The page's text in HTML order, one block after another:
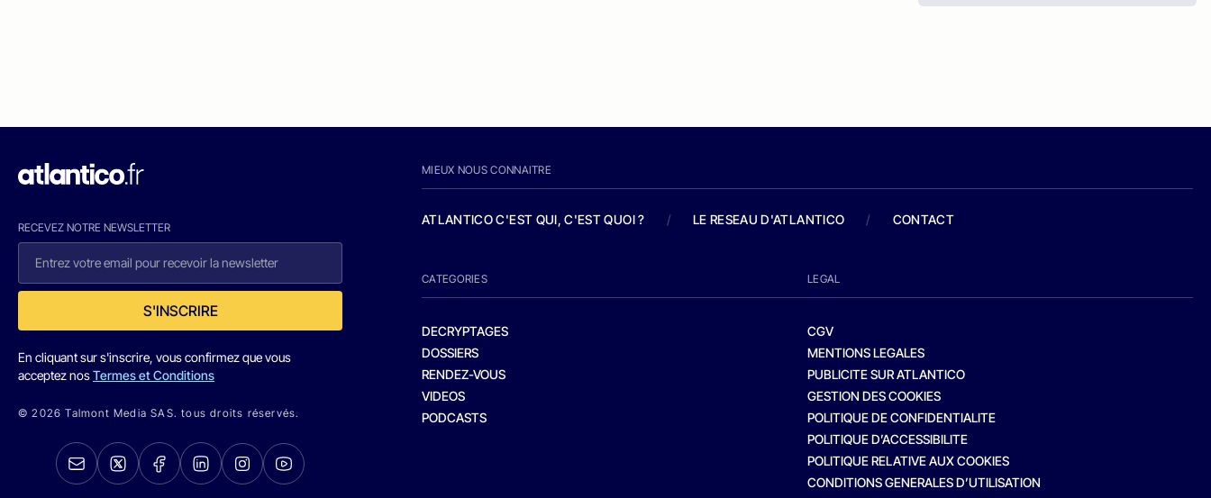
RECEVEZ NOTRE NEWSLETTER
S'INSCRIRE
En cliquant sur s'inscrire, vous confirmez que vous
acceptez nosTermes et Conditions
© 2026 Talmont Media SAS. tous droits réservés.
MIEUX NOUS CONNAITRE
ATLANTICO C'EST QUI, C'EST QUOI ? / LE RESEAU D'ATLANTICO / CONTACT
CATEGORIES
DECRYPTAGES
DOSSIERS
RENDEZ-VOUS
VIDEOS
PODCASTS
LEGAL
CGV
MENTIONS LEGALES
PUBLICITE SUR ATLANTICO
GESTION DES COOKIES
POLITIQUE DE CONFIDENTIALITE
POLITIQUE D’ACCESSIBILITE
POLITIQUE RELATIVE AUX COOKIES
CONDITIONS GENERALES D’UTILISATION